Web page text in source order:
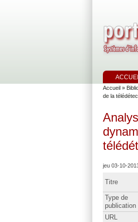
Accueil »
de la
jeu 03-10-
Titre
Type de
publication
URL